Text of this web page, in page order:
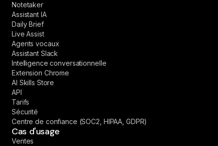
Notetaker
Assistant IA
Daily Brief
Live Assist
Agents vocaux
Assistant Slack
Intelligence conversationnelle
Extension Chrome
AI Skills Store
API
Tarifs
Sécurité
Centre de confiance (SOC2, HIPAA, GDPR)
Cas d'usage
Ventes